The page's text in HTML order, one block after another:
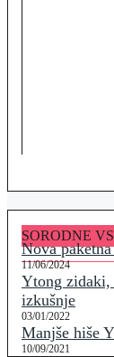
SORODNE
Nova
11/06/2024
Ytong zidaki,
izkušnje
03/01/2022
Manjše hiše
10/09/2021